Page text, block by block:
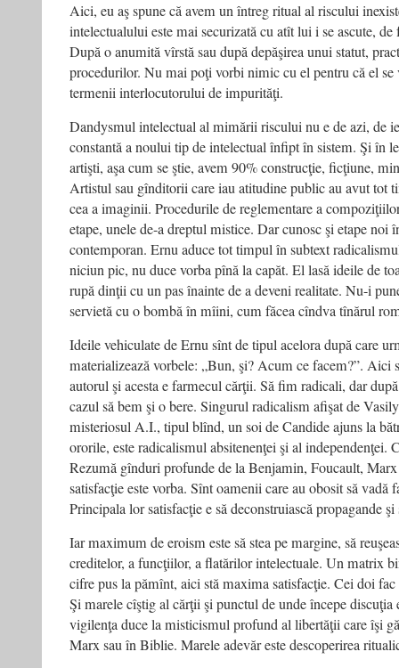
Aici, eu aş spune că avem un întreg ritual al riscului
intelectualului este mai securizată cu atît lui i se ascute,
După o anumită vîrstă sau după depăşirea unui statut,
procedurilor. Nu mai poţi vorbi nimic cu el pentru că el se
termenii interlocutorului de impurităţi.
Dandysmul intelectual al mimării riscului nu e de azi, de
constantă a noului tip de intelectual înfipt în sistem. Şi în
artişti, aşa cum se ştie, avem 90% construcţie, ficţiune,
Artistul sau gînditorii care iau atitudine public au avut tot
cea a imaginii. Procedurile de reglementare a
etape, unele de-a dreptul mistice. Dar cunosc şi etape noi
contemporan. Ernu aduce tot timpul în subtext
niciun pic, nu duce vorba pînă la capăt. El lasă ideile de
rupă dinţii cu un pas înainte de a deveni realitate. Nu-i
servietă cu o bombă în mîini, cum făcea cîndva tînărul
Ideile vehiculate de Ernu sînt de tipul acelora după care
materializează vorbele: „Bun, şi? Acum ce facem?”. Aici
autorul şi acesta e farmecul cărţii. Să fim radicali, dar
cazul să bem şi o bere. Singurul radicalism afişat de
misteriosul A.I., tipul blînd, un soi de Candide ajuns la
ororile, este radicalismul absitenenţei şi al independenţei.
Rezumă gînduri profunde de la Benjamin, Foucault,
satisfacţie este vorba. Sînt oamenii care au obosit să vadă
Principala lor satisfacţie e să deconstruiască propagande
Iar maximum de eroism este să stea pe margine, să
creditelor, a funcţiilor, a flatărilor intelectuale. Un matrix
cifre pus la pămînt, aici stă maxima satisfacţie. Cei doi fac
Şi marele cîştig al cărţii şi punctul de unde începe discuţia
vigilenţa duce la misticismul profund al libertăţii care îşi
Marx sau în Biblie. Marele adevăr este descoperirea